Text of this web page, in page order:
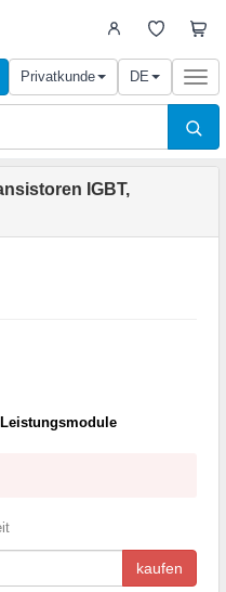
Privatkunde DE
IGBT,
kaufen